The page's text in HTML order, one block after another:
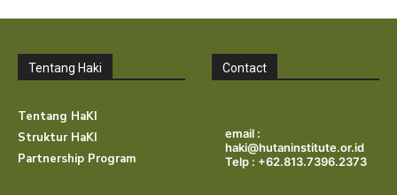
Tentang Haki
Tentang HaKI
Struktur HaKI
Partnership Program
Contact
email :
haki@hutaninstitute.or.id
Telp : +62.813.7396.2373